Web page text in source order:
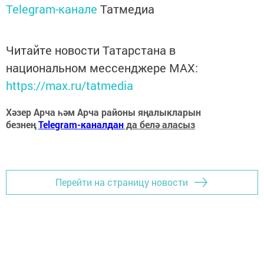
Telegram-канале Татмедиа
Читайте новости Татарстана в
национальном мессенджере MАХ:
https://max.ru/tatmedia
Хәзер Арча һәм Арча районы яңалыкларын
безнеңTelegram-каналданда белә аласыз
Перейти на страницу новости